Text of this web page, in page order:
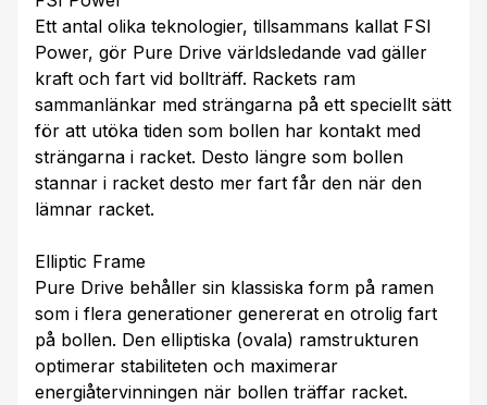
Ett antal olika teknologier, tillsammans kallat FSI
Power, gör Pure Drive världsledande vad gäller
kraft och fart vid bollträff. Rackets ram
sammanlänkar med strängarna på ett speciellt sätt
för att utöka tiden som bollen har kontakt med
strängarna i racket. Desto längre som bollen
stannar i racket desto mer fart får den när den
lämnar racket.
Elliptic Frame
Pure Drive behåller sin klassiska form på ramen
som i flera generationer genererat en otrolig fart
på bollen. Den elliptiska (ovala) ramstrukturen
optimerar stabiliteten och maximerar
energiåtervinningen när bollen träffar racket.